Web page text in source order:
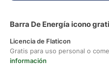
Barra De Energía icono
Licencia de Flaticon
Gratis para uso personal o
información